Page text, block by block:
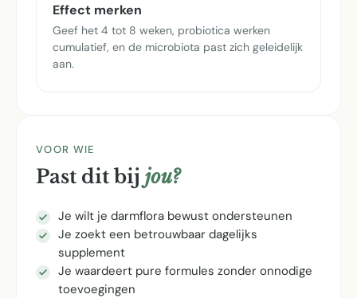
Effect merken
Geef het 4 tot 8 weken, probiotica werken
cumulatief, en de microbiota past zich geleidelijk
aan.
VOOR WIE
Past dit bij jou?
Je wilt je darmflora bewust ondersteunen
Je zoekt een betrouwbaar dagelijks
supplement
Je waardeert pure formules zonder onnodige
toevoegingen